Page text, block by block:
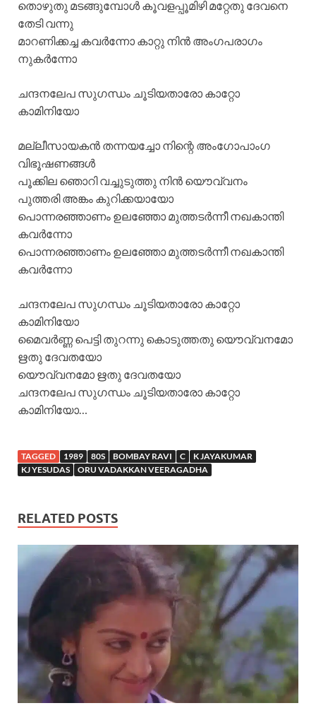
തൊഴുതു മടങ്ങുമ്പോള്‍ കൂവളപ്പൂമിഴി മറ്റേതു ദേവനെ
തേടി വന്നു
മാറണിക്കച്ച കവര്‍ന്നോ കാറ്റു നിന്‍ അംഗപരാഗം
നുകര്‍ന്നോ
ചന്ദനലേപ സുഗന്ധം ചൂടിയതാരോ കാറ്റോ
കാമിനിയോ
മല്ലീസായകന്‍ തന്നയച്ചോ നിന്റെ അംഗോപാംഗ
വിഭൂഷണങ്ങള്‍
പൂക്കില ഞൊറി വച്ചുടുത്തു നിന്‍ യൌവ്വനം
പുത്തരി അങ്കം കുറിക്കയായോ
പൊന്നരഞ്ഞാണം ഉലഞ്ഞോ മുത്തടര്‍ന്നീ നഖകാന്തി
കവര്‍ന്നോ
പൊന്നരഞ്ഞാണം ഉലഞ്ഞോ മുത്തടര്‍ന്നീ നഖകാന്തി
കവര്‍ന്നോ
ചന്ദനലേപ സുഗന്ധം ചൂടിയതാരോ കാറ്റോ
കാമിനിയോ
മൈവര്‍ണ്ണ പെട്ടി തുറന്നു കൊടുത്തതു യൌവ്വനമോ
ഋതു ദേവതയോ
യൌവ്വനമോ ഋതു ദേവതയോ
ചന്ദനലേപ സുഗന്ധം ചൂടിയതാരോ കാറ്റോ
കാമിനിയോ…
TAGGED 1989 80S BOMBAY RAVI C
K JAYAKUMAR
KJ YESUDAS
ORU VADAKKAN VEERAGADHA
RELATED POSTS